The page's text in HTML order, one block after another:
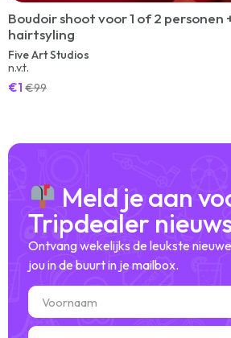
Boudoir shoot voor 1 of 2 personen
hairtsyling
Five Art Studios
n.v.t.
€1 €99
Meld je aan
Tripdealer
Ontvang wekelijks de leukste
jou in de buurt in je mailbox.